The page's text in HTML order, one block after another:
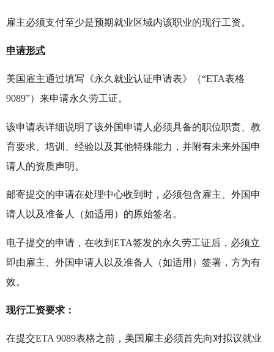
雇主必须支付至少是预期就业区域内该职业的现行工资。
申请形式
美国雇主通过填写《永久就业认证申请表》（“ETA表格
9089”）来申请永久劳工证。
该申请表详细说明了该外国申请人必须具备的职位职责、教
育要求、培训、经验以及其他特殊能力，并附有未来外国申
请人的资质声明。
邮寄提交的申请在处理中心收到时，必须包含雇主、外国申
请人以及准备人（如适用）的原始签名。
电子提交的申请，在收到ETA签发的永久劳工证后，必须立
即由雇主、外国申请人以及准备人（如适用）签署，方为有
效。
现行工资要求：
在提交ETA 9089表格之前，美国雇主必须首先向对拟议就业